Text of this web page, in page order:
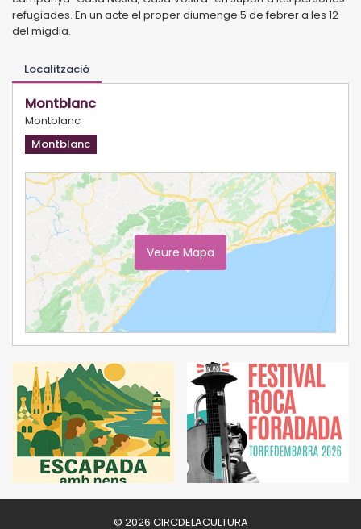
refugiades. En un acte el proper diumenge 5 de febrer a les 12
del migdia.
Localització
Montblanc
Montblanc
Montblanc
Veure Mapa
© 2026 CIRCDELACULTURA